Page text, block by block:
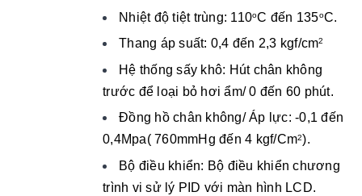
Nhiệt độ tiệt trùng: 110oC đến 135oC.
Thang áp suất: 0,4 đến 2,3 kgf/cm2
Hệ thống sấy khô: Hút chân không
trước để loại bỏ hơi ẩm/ 0 đến 60 phút.
Đồng hồ chân không/ Áp lực: -0,1 đến
0,4Mpa( 760mmHg đến 4 kgf/Cm2).
Bộ điều khiển: Bộ điều khiển chương
trình vi sử lý PID với màn hình LCD.